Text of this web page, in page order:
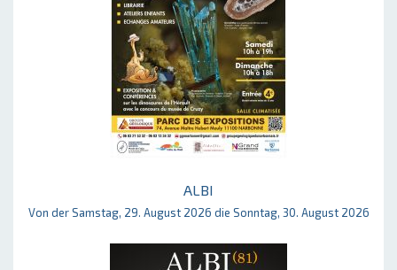
ALBI
Von der Samstag, 29. August 2026 die Sonntag, 30. August 2026